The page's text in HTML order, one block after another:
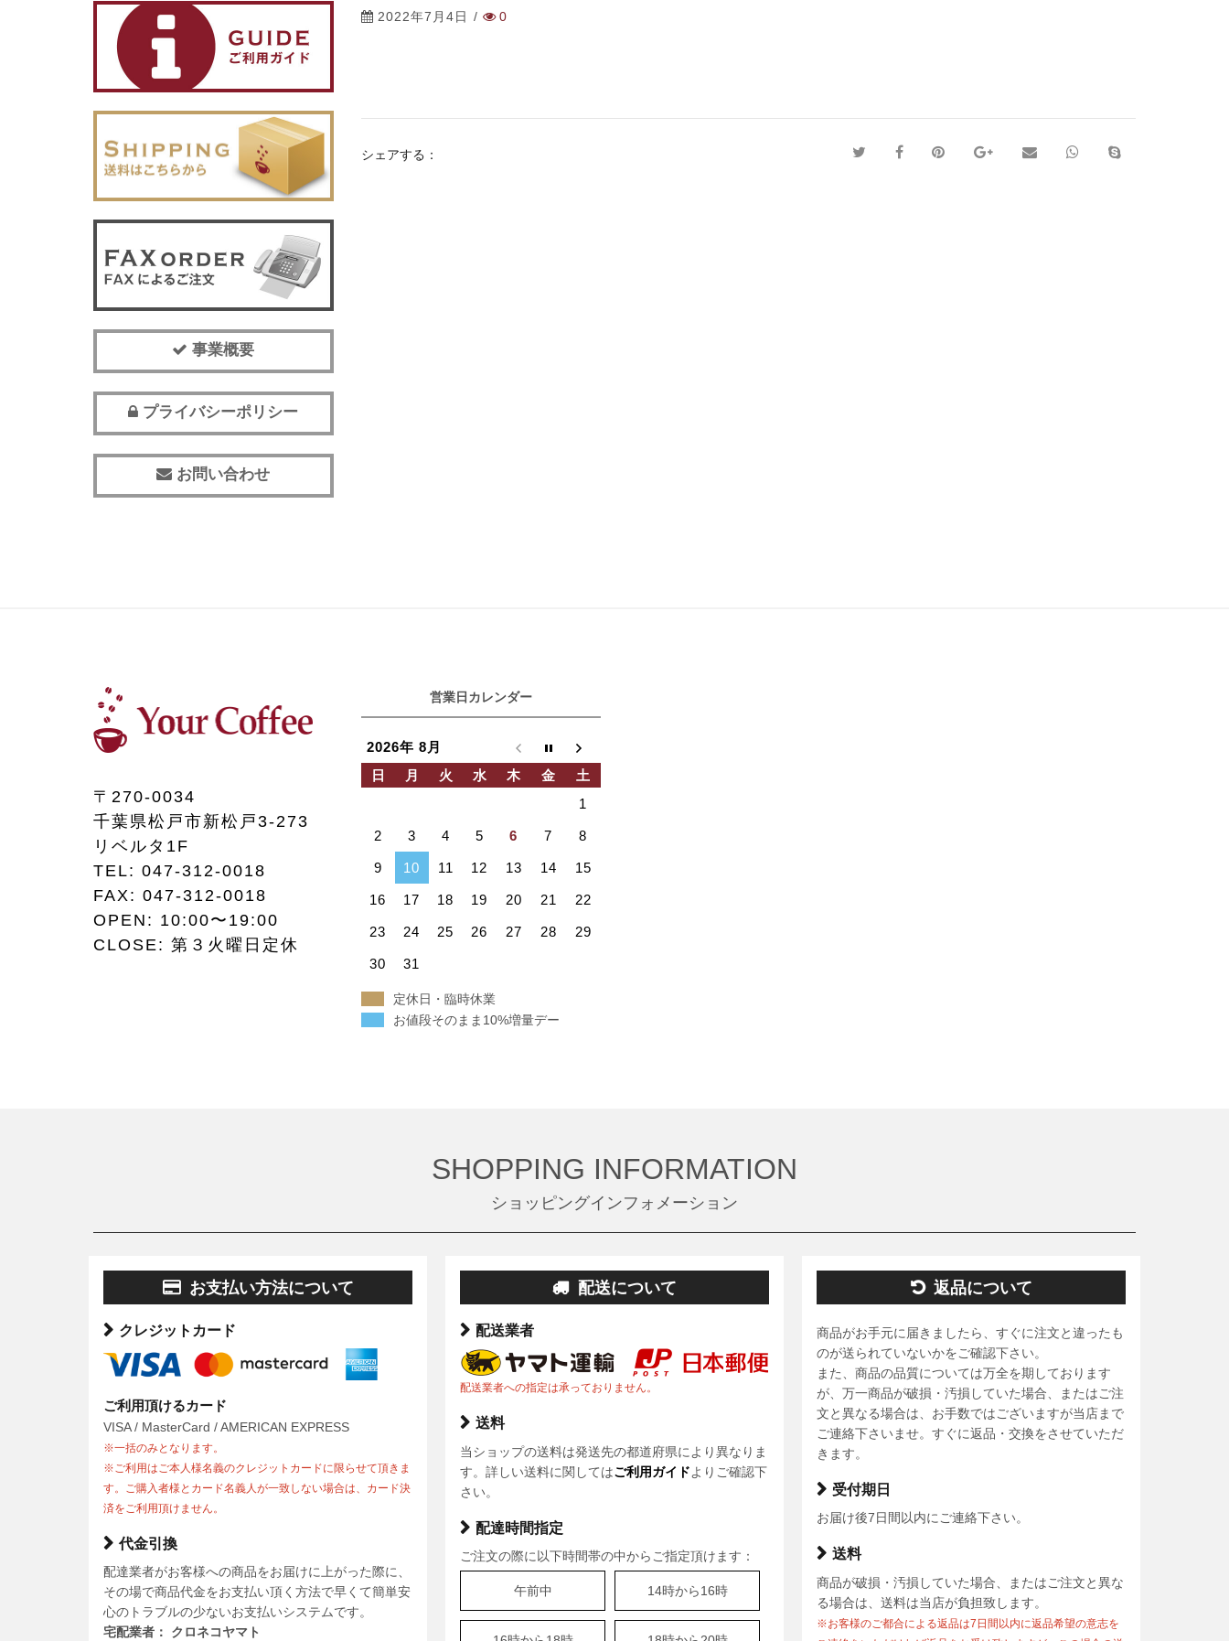
2022年7月4日 / 0
シェアする：
事業概要
プライバシーポリシー
お問い合わせ
〒270-0034
千葉県松戸市新松戸3-273
リベルタ1F
TEL: 047-312-0018
FAX: 047-312-0018
OPEN: 10:00〜19:00
CLOSE: 第３火曜日定休
営業日カレンダー
2026年 8月
日
月 火 水 木 金
土
1
2 3 4 5 6 7 8
9 10 11 12 13 14 15
16 17 18 19 20 21 22
23 24 25 26 27 28 29
30 31
定休日・臨時休業
お値段そのまま10%増量デー
SHOPPING INFORMATION
ショッピングインフォメーション
お支払い方法について
クレジットカード
ご利用頂けるカード
VISA / MasterCard / AMERICAN EXPRESS
※一括のみとなります。
※ご利用はご本人様名義のクレジットカードに限らせて頂きま
す。ご購入者様とカード名義人が一致しない場合は、カード決
済をご利用頂けません。
代金引換
配達業者がお客様への商品をお届けに上がった際に、
その場で商品代金をお支払い頂く方法で早くて簡単安
心のトラブルの少ないお支払いシステムです。
宅配業者： クロネコヤマト
配送について
配送業者
配送業者への指定は承っておりません。
送料
当ショップの送料は発送先の都道府県により異なりま
す。詳しい送料に関してはご利用ガイドよりご確認下
さい。
配達時間指定
ご注文の際に以下時間帯の中からご指定頂けます：
午前中 14時から16時
返品について
商品がお手元に届きましたら、すぐに注文と違ったも
のが送られていないかをご確認下さい。
また、商品の品質については万全を期しております
が、万一商品が破損・汚損していた場合、またはご注
文と異なる場合は、お手数ではございますが当店まで
ご連絡下さいませ。すぐに返品・交換をさせていただ
きます。
受付期日
お届け後7日間以内にご連絡下さい。
送料
商品が破損・汚損していた場合、またはご注文と異な
る場合は、送料は当店が負担致します。
※お客様のご都合による返品は7日間以内に返品希望の意志を